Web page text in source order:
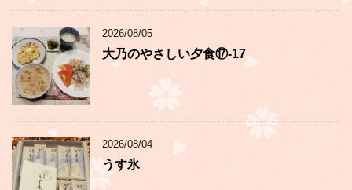
2026/08/05
大乃のやさしい夕食⑰-17
2026/08/04
うす氷